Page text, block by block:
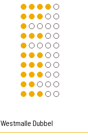
Westmalle Dubbel